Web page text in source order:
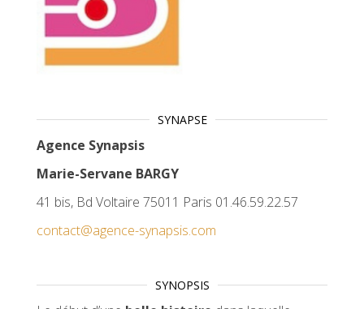
SYNAPSE
Agence Synapsis
Marie-Servane BARGY
41 bis, Bd Voltaire 75011 Paris 01.46.59.22.57
contact@agence-synapsis.com
SYNOPSIS